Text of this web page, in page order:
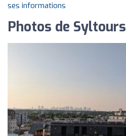
ses informations
Photos de Syltours